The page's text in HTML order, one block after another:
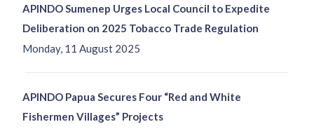
Monday, 11 August 2025
APINDO Sumenep Urges Local Council to Expedite
Deliberation on 2025 Tobacco Trade Regulation
APINDO Papua Secures Four “Red and White
Fishermen Villages” Projects